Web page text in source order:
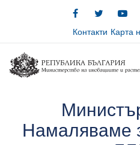
Контакти Карта
Намаляваме